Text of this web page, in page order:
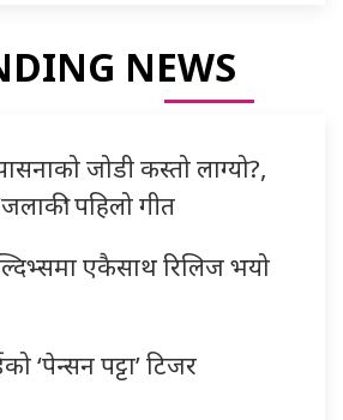
NEWS
जोडी कस्तो लाग्यो?,
पहिलो गीत
एकैसाथ रिलिज भयो
‘पेन्सन पट्टा’ टिजर